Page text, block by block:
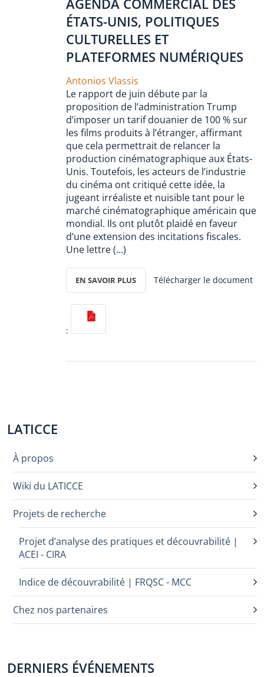
ÉTATS-UNIS, POLITIQUES
CULTURELLES ET
PLATEFORMES NUMÉRIQUES
Antonios Vlassis
Le rapport de juin débute par la
proposition de l’administration Trump
d’imposer un tarif douanier de 100 % sur
les films produits à l’étranger, affirmant
que cela permettrait de relancer la
production cinématographique aux États-
Unis. Toutefois, les acteurs de l’industrie
du cinéma ont critiqué cette idée, la
jugeant irréaliste et nuisible tant pour le
marché cinématographique américain que
mondial. Ils ont plutôt plaidé en faveur
d’une extension des incitations fiscales.
Une lettre (…)
EN SAVOIR PLUS Télécharger le document
:
LATICCE
À propos
Wiki du LATICCE
Projets de recherche
Projet d’analyse des pratiques et découvrabilité |
ACEI - CIRA
Indice de découvrabilité | FRQSC - MCC
Chez nos partenaires
DERNIERS ÉVÉNEMENTS